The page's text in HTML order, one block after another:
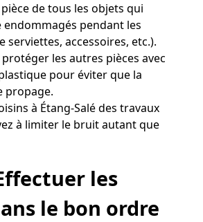
de tous les objets qui
pendant les
serviettes, accessoires, etc.).
les autres pièces avec
pour éviter que la
propage.
à Étang-Salé des travaux
à limiter le bruit autant que
les
le bon ordre